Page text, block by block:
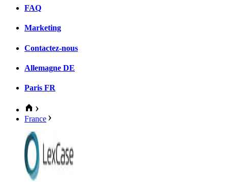
FAQ
Marketing
Contactez-nous
Allemagne DE
Paris FR
France